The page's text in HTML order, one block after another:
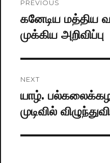
navigation
PREVIOUS
Previous
post:
கனேடிய மத்திய
முக்கிய அறிவிப்பு
NEXT
Next
post:
யாழ்.
முடிவில்